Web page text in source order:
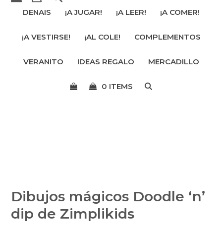
ocultar
menú
móvil
DENAIS ¡A JUGAR! ¡A LEER! ¡A COMER!
¡A VESTIRSE! ¡AL COLE! COMPLEMENTOS
VERANITO IDEAS REGALO MERCADILLO
0 ITEMS
Dibujos mágicos Doodle ‘n’
dip de Zimplikids